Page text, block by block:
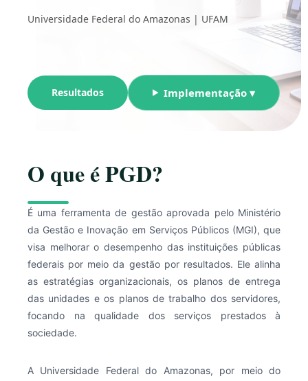
Universidade Federal do Amazonas | UFAM
Resultados Implementação ▾
O que é PGD?
É uma ferramenta de gestão aprovada pelo Ministério
da Gestão e Inovação em Serviços Públicos (MGI), que
visa melhorar o desempenho das instituições públicas
federais por meio da gestão por resultados. Ele alinha
as estratégias organizacionais, os planos de entrega
das unidades e os planos de trabalho dos servidores,
focando na qualidade dos serviços prestados à
sociedade.
A Universidade Federal do Amazonas, por meio do